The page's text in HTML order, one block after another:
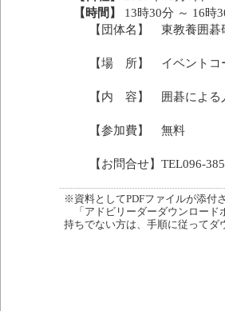
【時間】
13時30分 ～ 16時
【団体名】 東教養囲碁
【場 所】 イベントコ
【内 容】 囲碁による
【参加費】 無料
【お問合せ】TEL096-
※資料としてPDFファイルが添付
「アドビリーダーダウンロード
持ちでない方は、手順に従ってダ